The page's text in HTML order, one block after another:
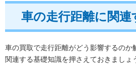
車の走行距離に関連
車の買取で走行距離がどう影響するのか
関連する基礎知識を押さえておきましょ